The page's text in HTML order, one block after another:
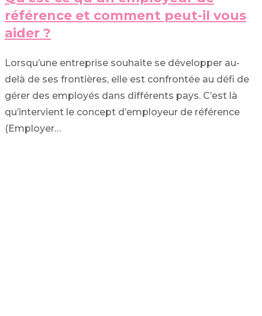
référence et comment peut-il vous
aider ?
Lorsqu’une entreprise souhaite se développer au-
delà de ses frontières, elle est confrontée au défi de
gérer des employés dans différents pays. C’est là
qu’intervient le concept d’employeur de référence
(Employer…